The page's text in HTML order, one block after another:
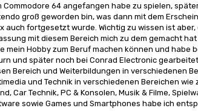
Commodore 64 angefangen habe zu spielen,
groß geworden bin, was dann mit dem
auch fortgesetzt wurde. Wichtig zu wissen ist
mit diesem Bereich mich zu dem gemacht
mein Hobby zum Beruf machen können und habe
und später noch bei Conrad Electronic
Bereich und Weiterbildungen in verschiedenen
und Technik in verschiedenen Bereichen wie
Car Technik, PC & Konsolen, Musik & Filme,
sowie Games und Smartphones habe ich